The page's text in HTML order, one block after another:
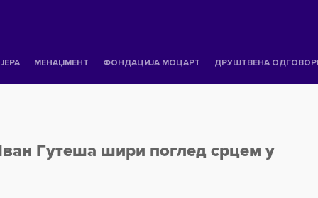
МЕНАЏМЕНТ ФОНДАЦИЈА МОЦАРТ ДРУШТВЕНА
Гутеша шири поглед срцем у